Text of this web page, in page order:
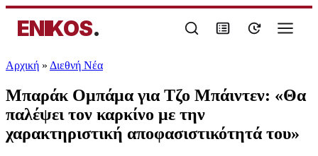
ENIKOS.
Αρχική » Διεθνή Νέα
Μπαράκ Ομπάμα για Τζο Μπάιντεν: «Θα
παλέψει τον καρκίνο με την
χαρακτηριστική αποφασιστικότητά του»